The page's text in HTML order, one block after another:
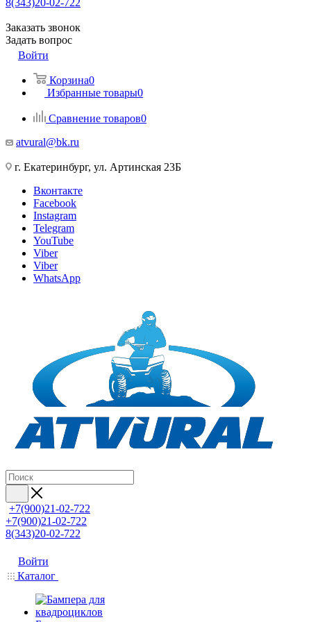
8(343)20-02-722
Заказать звонок
Задать вопрос
Войти
Корзина0
Избранные товары0
Сравнение товаров0
atvural@bk.ru
г. Екатеринбург, ул. Артинская 23Б
Вконтакте
Facebook
Instagram
Telegram
YouTube
Viber
Viber
WhatsApp
+7(900)21-02-722
+7(900)21-02-722
8(343)20-02-722
Войти
Каталог